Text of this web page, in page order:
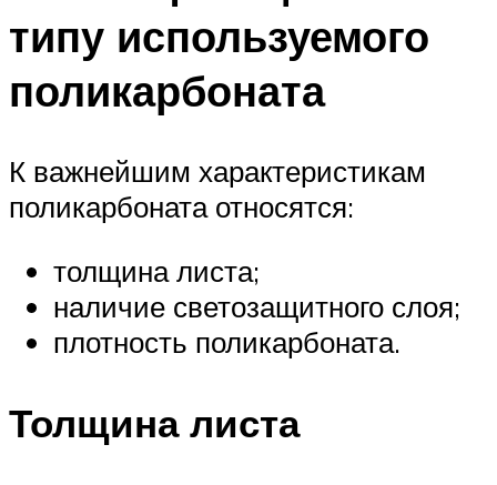
типу используемого
поликарбоната
К важнейшим характеристикам
поликарбоната относятся:
толщина листа;
наличие светозащитного слоя;
плотность поликарбоната.
Толщина листа